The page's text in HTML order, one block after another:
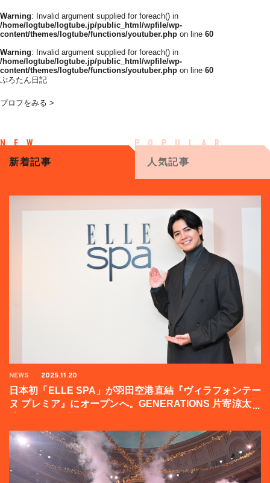
Warning: Invalid argument supplied for foreach() in
/home/logtube/logtube.jp/public_html/wpfile/wp-
content/themes/logtube/functions/youtuber.php on line 60
Warning: Invalid argument supplied for foreach() in
/home/logtube/logtube.jp/public_html/wpfile/wp-
content/themes/logtube/functions/youtuber.php on line 60
ぷろたん日記
プロフをみる >
新着記事 人気記事
NEWS 2025.11.20
日本初「ELLE SPA」が羽田空港直結『ヴィラフォンテー
ヌ プレミア』にオープンへ。GENERATIONS 片寄涼太登